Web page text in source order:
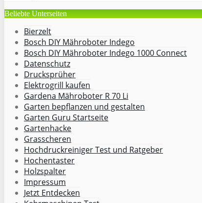
Beliebte Unterseiten
Bierzelt
Bosch DIY Mähroboter Indego
Bosch DIY Mähroboter Indego 1000 Connect
Datenschutz
Drucksprüher
Elektrogrill kaufen
Gardena Mähroboter R 70 Li
Garten bepflanzen und gestalten
Garten Guru Startseite
Gartenhacke
Grasscheren
Hochdruckreiniger Test und Ratgeber
Hochentaster
Holzspalter
Impressum
Jetzt Entdecken